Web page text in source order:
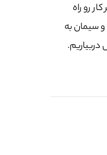
رو راه
8 ساله با گچ و سیمان به